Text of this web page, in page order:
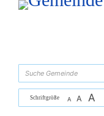
Zum Inhalt, zur Navigationoder
Schriftgröße A A A